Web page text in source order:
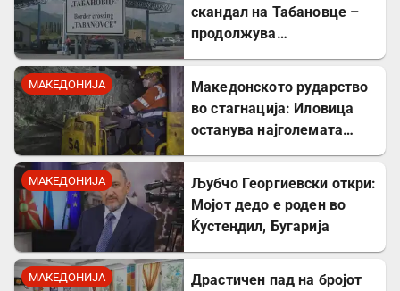
скандал на Табановце –
продолжува
МАКЕДОНИЈА
Македонското рударство
во стагнација: Иловица
останува најголемата
МАКЕДОНИЈА
Љубчо Георгиевски откри:
Мојот дедо е роден во
Ќустендил, Бугарија
МАКЕДОНИЈА
Драстичен пад на бројот